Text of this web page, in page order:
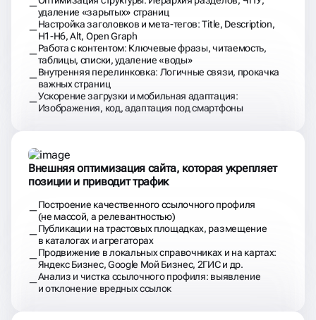
удаление «зарытых» страниц
Настройка заголовков и мета-тегов: Title, Description,
H1-H6, Alt, Open Graph
Работа с контентом: Ключевые фразы, читаемость,
таблицы, списки, удаление «воды»
Внутренняя перелинковка: Логичные связи, прокачка
важных страниц
Ускорение загрузки и мобильная адаптация:
Изображения, код, адаптация под смартфоны
Внешняя оптимизация сайта, которая укрепляет
позиции и приводит трафик
Построение качественного ссылочного профиля
(не массой, а релевантностью)
Публикации на трастовых площадках, размещение
в каталогах и агрегаторах
Продвижение в локальных справочниках и на картах:
Яндекс Бизнес, Google Мой Бизнес, 2ГИС и др.
Анализ и чистка ссылочного профиля: выявление
и отклонение вредных ссылок